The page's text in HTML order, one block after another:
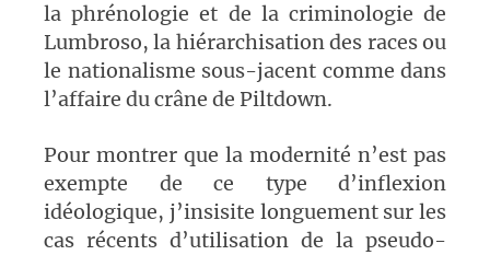
la phrénologie et de la criminologie de
Lumbroso, la hiérarchisation des races ou
le nationalisme sous-jacent comme dans
l’affaire du crâne de Piltdown.
Pour montrer que la modernité n’est pas
exempte de ce type d’inflexion
idéologique, j’insisite longuement sur les
cas récents d’utilisation de la pseudo-